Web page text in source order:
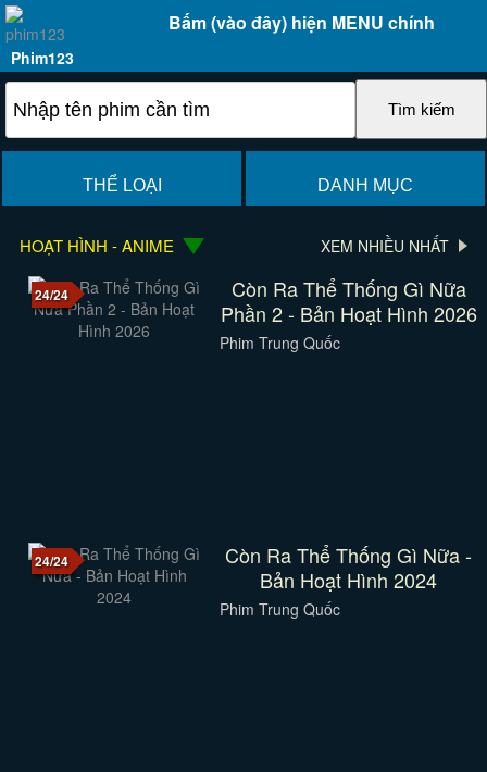
Bấm (vào đây) hiện MENU chính
Phim123
THỂ LOẠI DANH MỤC
HOẠT HÌNH - ANIME XEM NHIỀU NHẤT
24/24
Còn Ra Thể Thống Gì Nữa
Phần 2 - Bản Hoạt Hình 2026
Phim Trung Quốc
24/24
Còn Ra Thể Thống Gì Nữa -
Bản Hoạt Hình 2024
Phim Trung Quốc